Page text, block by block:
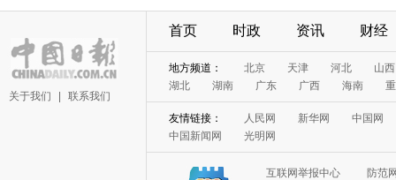
关于我们 联系我们
首页 时政 资讯 财经
地方频道： 北京 天津 河北
山西
湖北
湖南 广东 广西 海南
友情链接： 人民网 新华网
中国网
中国新闻网
光明网
互联网举报中心
防范